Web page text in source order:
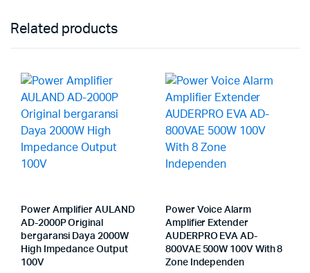
Related products
Power Amplifier AULAND
AD-2000P Original
bergaransi Daya 2000W
High Impedance Output
100V
Power Voice Alarm
Amplifier Extender
AUDERPRO EVA AD-
800VAE 500W 100V With 8
Zone Independen